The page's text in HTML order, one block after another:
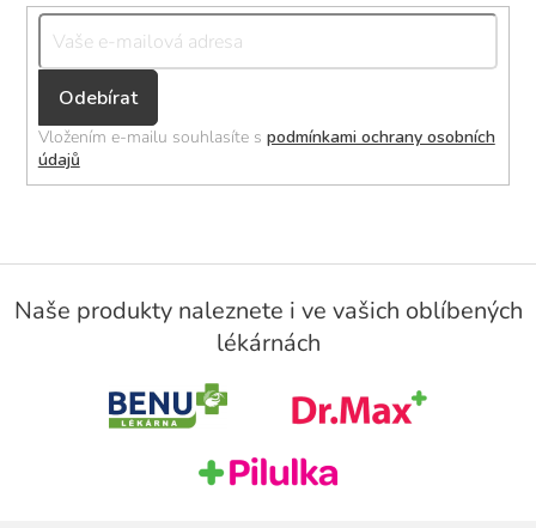
Přihlásit
se
Vložením e-mailu souhlasíte s podmínkami ochrany osobních
údajů
Z
Naše produkty naleznete i ve vašich oblíbených
lékárnách